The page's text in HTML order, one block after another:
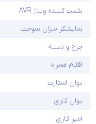
تثبیت کننده ولتاژ AVR
نمایشگر میزان سوخت
چرخ و دسته
اقلام همراه
توان استارت
توان کاری
امپر کاری